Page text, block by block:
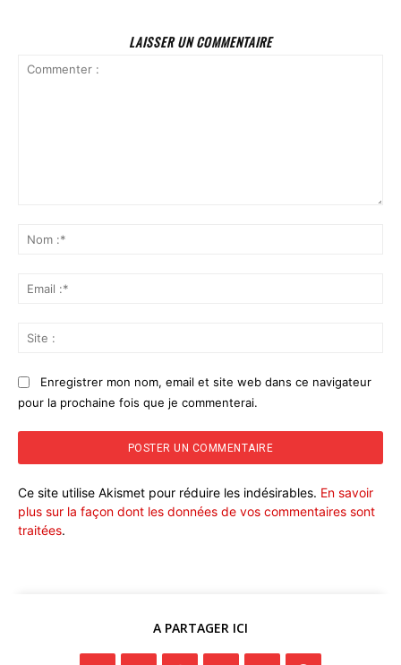
LAISSER UN COMMENTAIRE
Enregistrer mon nom, email et site web dans ce navigateur
pour la prochaine fois que je commenterai.
Ce site utilise Akismet pour réduire les indésirables. En savoir
plus sur la façon dont les données de vos commentaires sont
traitées.
A PARTAGER ICI